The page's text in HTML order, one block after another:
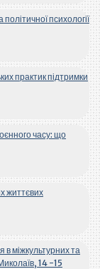
психології
практик підтримки
часу: що
життєвих
в міжкультурних та
14 -15